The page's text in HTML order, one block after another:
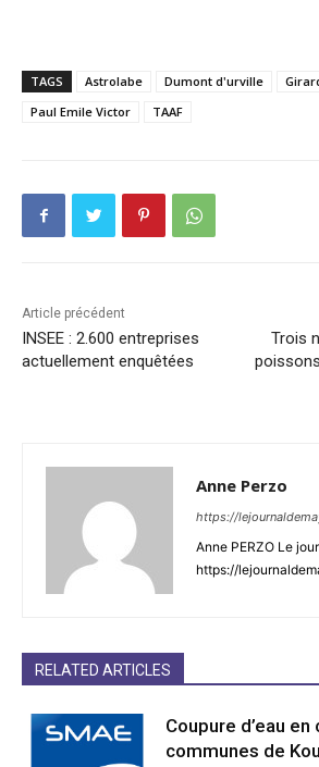
TAGS Astrolabe Dumont d'urville
Paul Emile Victor
TAAF
Article précédent
INSEE : 2.600 entreprises
actuellement enquêtées
Trois
Anne Perzo
https://
Anne PERZO Le
https://
RELATED ARTICLES
Coupure d’eau
communes de